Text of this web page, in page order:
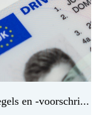
en -voorschri...